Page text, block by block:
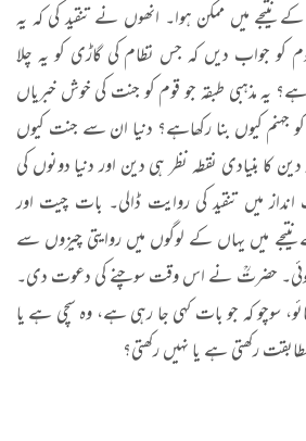
میں ممکن ہوا۔ انھوں نے تنقید کی کہ یہ
جواب دیں کہ جس نظام کی گاڑی کو یہ چلا
یہ مذہبی طبقہ جو قوم کو جنت کی خوش خبریاں
جہنم کیوں بنا رکھاہے؟ دنیا ان سے جنت کیوں
کا بنیادی نقطہ نظر ہی دین اور دنیا دونوں کی
میں تنقید کی روایت ڈالی۔ بات چیت اور
میں یہاں کے لوگوں میں روایتی چیزوں سے
حضرتؒ نے اس وقت سوچنے کی دعوت دی۔
سوچو کہ جو بات کہی جا رہی ہے، وہ سچی ہے یا
رکھتی ہے یا نہیں رکھتی؟